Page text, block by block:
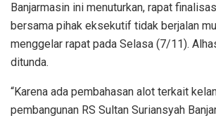
Banjarmasin ini menuturkan, rapat
bersama pihak eksekutif tidak berjalan
menggelar rapat pada Selasa (7/11).
ditunda.
“Karena ada pembahasan alot terkait
pembangunan RS Sultan Suriansyah